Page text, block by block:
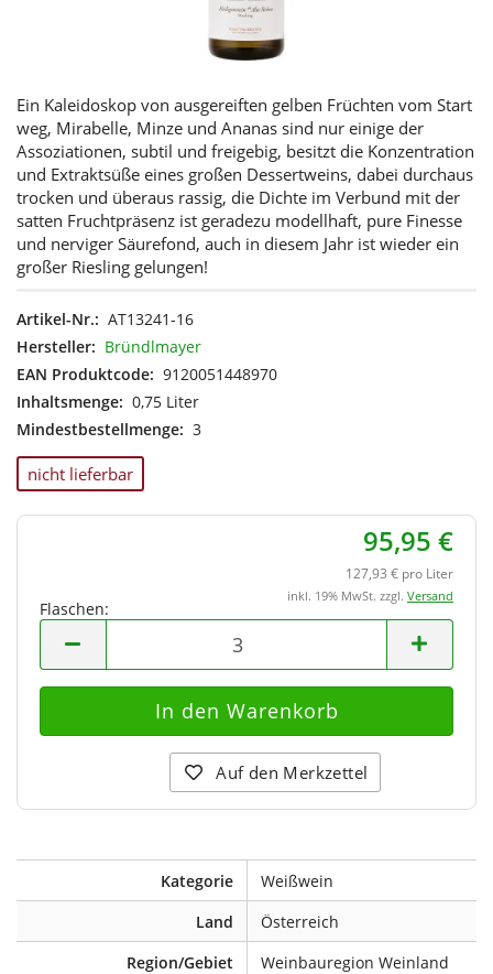
Ein Kaleidoskop von ausgereiften gelben Früchten vom Start
weg, Mirabelle, Minze und Ananas sind nur einige der
Assoziationen, subtil und freigebig, besitzt die Konzentration
und Extraktsüße eines großen Dessertweins, dabei durchaus
trocken und überaus rassig, die Dichte im Verbund mit der
satten Fruchtpräsenz ist geradezu modellhaft, pure Finesse
und nerviger Säurefond, auch in diesem Jahr ist wieder ein
großer Riesling gelungen!
Artikel-Nr.: AT13241-16
Hersteller: Bründlmayer
EAN Produktcode: 9120051448970
Inhaltsmenge: 0,75 Liter
Mindestbestellmenge: 3
nicht lieferbar
95,95 €
127,93 € pro Liter
inkl. 19% MwSt. zzgl. Versand
Flaschen:
Flaschen
Auf den Merkzettel
Kategorie
Weißwein
Land
Österreich
Region/Gebiet
Weinbauregion Weinland